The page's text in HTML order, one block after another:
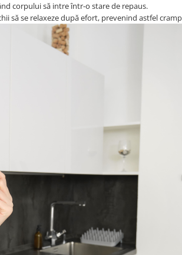
corpului să intre într-o stare de repaus.
să se relaxeze după efort, prevenind astfel